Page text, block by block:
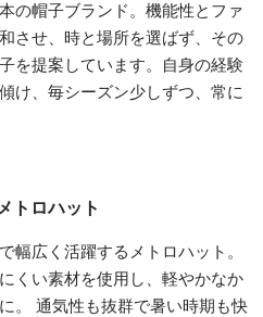
の帽子ブランド。機能性とファ
させ、時と場所を選ばず、その
を提案しています。自身の経験
け、毎シーズン少しずつ、常に
トロハット
幅広く活躍するメトロハット。
くい素材を使用し、軽やかなか
。 通気性も抜群で暑い時期も快